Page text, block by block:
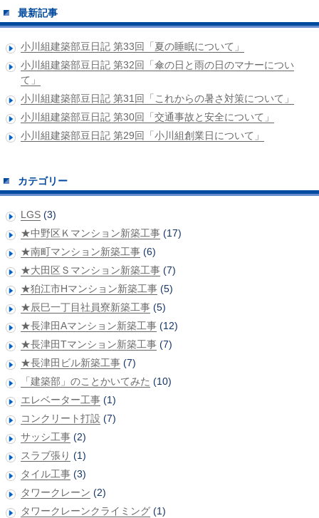
最新記事
小川組建築部豆日記 第33回「夏の睡眠について」
小川組建築部豆日記 第32回「傘の日と雨の日のマナーについ
て」
小川組建築部豆日記 第31回「これからの暑さ対策について」
小川組建築部豆日記 第30回「交通事故と安全について」
小川組建築部豆日記 第29回「小川組創業日について」
カテゴリー
LGS (3)
★中野区Ｋマンション新築工事 (17)
★南町マンション新築工事 (6)
★大田区Ｓマンション新築工事 (7)
★狛江市Hマンション新築工事 (5)
★辰巳一丁目社員寮新築工事 (5)
★長津田Aマンション新築工事 (12)
★長津田Tマンション新築工事 (7)
★長津田ビル新築工事 (7)
「建築部」のことかいてみた (10)
エレベーター工事 (1)
コンクリート打設 (7)
サッシ工事 (2)
スラブ張り (1)
タイル工事 (3)
タワークレーン (2)
タワークレーンクライミング (1)